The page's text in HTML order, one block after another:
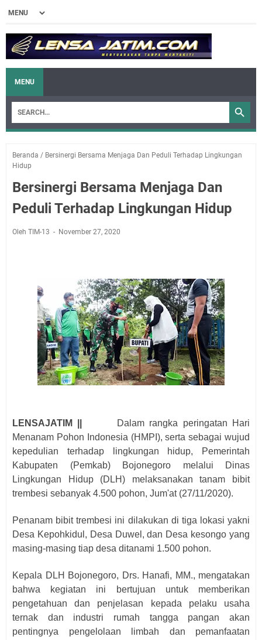
MENU
Beranda / Bersinergi Bersama Menjaga Dan Peduli Terhadap Lingkungan
Hidup
Bersinergi Bersama Menjaga Dan
Peduli Terhadap Lingkungan Hidup
Oleh TIM-13 November 27, 2020
LENSAJATIM ||
Dalam rangka peringatan Hari
Menanam Pohon Indonesia (HMPI), serta sebagai wujud
kepedulian terhadap lingkungan hidup, Pemerintah
Kabupaten (Pemkab) Bojonegoro melalui Dinas
Lingkungan Hidup (DLH) melaksanakan tanam bibit
trembesi sebanyak 4.500 pohon, Jum'at (27/11/2020).
Penanam bibit trembesi ini dilakukan di tiga lokasi yakni
Desa Kepohkidul, Desa Duwel, dan Desa kesongo yang
masing-masing tiap desa ditanami 1.500 pohon.
Kepala DLH Bojonegoro, Drs. Hanafi, MM., mengatakan
bahwa kegiatan ini bertujuan untuk memberikan
pengetahuan dan penjelasan kepada pelaku usaha
ternak dan industri rumah tangga pangan akan
pentingnya pengelolaan limbah dan pemanfaatan